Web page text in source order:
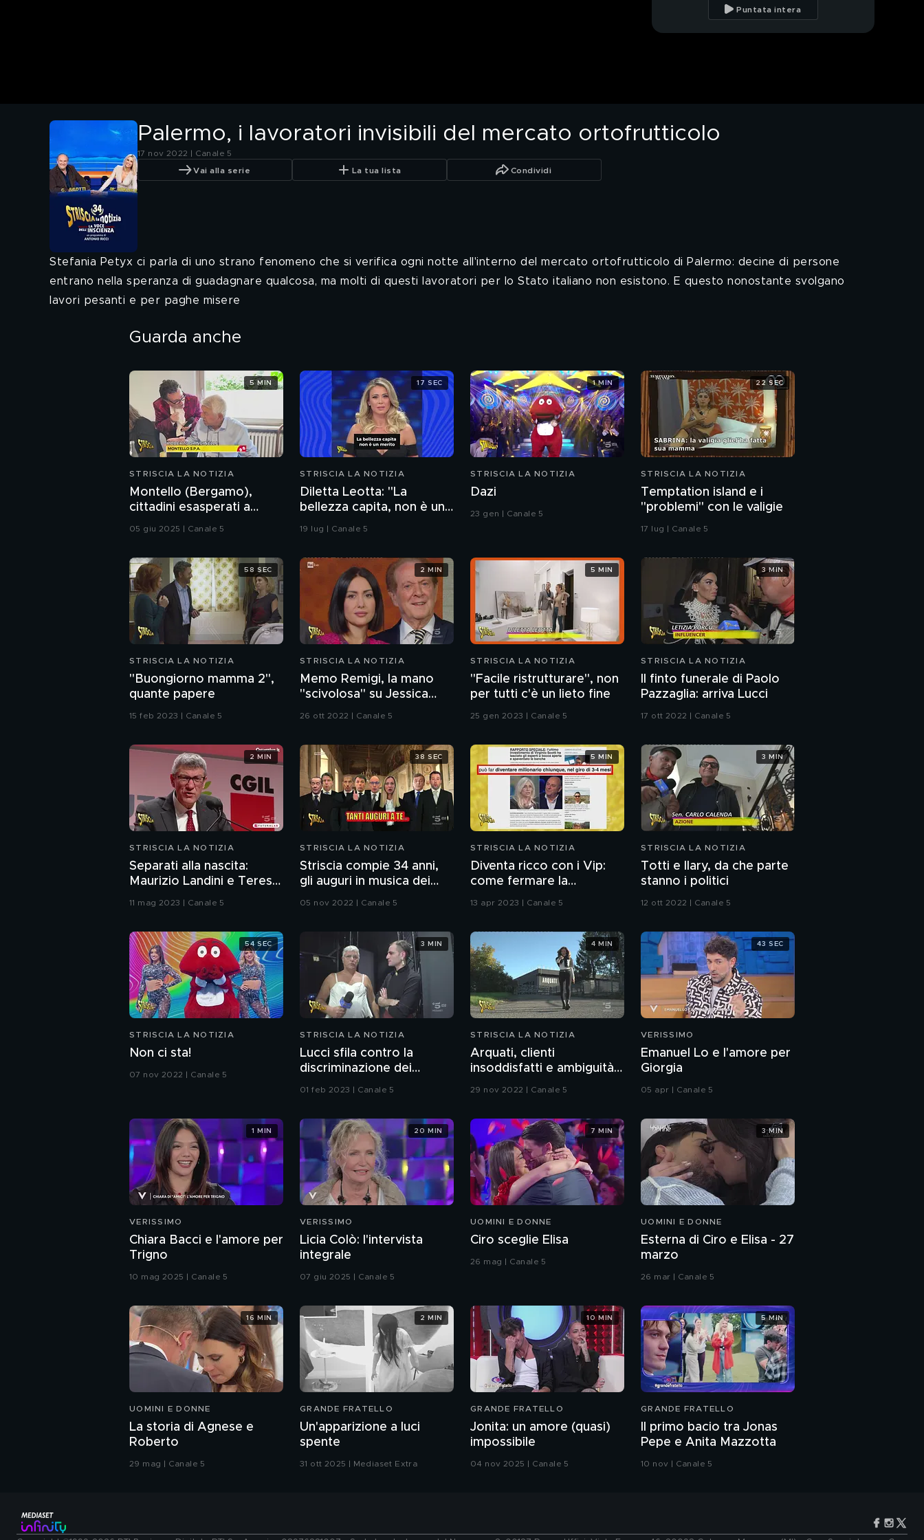
in Rai
ortofrutticolo
Cartelli e concorrenza
spietata
Porta a porta on the
road, Meloni al G20 e i
Puntata intera
Palermo, i lavoratori invisibili del mercato ortofrutticolo
17 nov 2022 | Canale 5
Vai alla serie La tua lista Condividi
Stefania Petyx ci parla di uno strano fenomeno che si verifica ogni notte all'interno del mercato ortofrutticolo di Palermo: decine di persone
entrano nella speranza di guadagnare qualcosa, ma molti di questi lavoratori per lo Stato italiano non esistono. E questo nonostante svolgano
lavori pesanti e per paghe misere
Guarda anche
STRISCIA LA NOTIZIA
Montello (Bergamo),
cittadini esasperati a
causa di odori
05 giu 2025 | Canale 5
5 MIN
STRISCIA LA NOTIZIA
Diletta Leotta: "La
bellezza capita, non è un
merito". Ecco la risposta
19 lug | Canale 5
17 SEC
STRISCIA LA NOTIZIA
Dazi
23 gen | Canale 5
1 MIN
STRISCIA LA NOTIZIA
Temptation island e i
"problemi" con le valigie
17 lug | Canale 5
22 SEC
STRISCIA LA NOTIZIA
"Buongiorno mamma 2",
quante papere
15 feb 2023 | Canale 5
58 SEC
STRISCIA LA NOTIZIA
Memo Remigi, la mano
"scivolosa" su Jessica
Morlacchi
26 ott 2022 | Canale 5
2 MIN
STRISCIA LA NOTIZIA
"Facile ristrutturare", non
per tutti c'è un lieto fine
25 gen 2023 | Canale 5
5 MIN
STRISCIA LA NOTIZIA
Il finto funerale di Paolo
Pazzaglia: arriva Lucci
17 ott 2022 | Canale 5
3 MIN
STRISCIA LA NOTIZIA
Separati alla nascita:
Maurizio Landini e Teresa
dei Legnanesi
11 mag 2023 | Canale 5
2 MIN
STRISCIA LA NOTIZIA
Striscia compie 34 anni,
gli auguri in musica dei
05 nov 2022 | Canale 5
38 SEC
STRISCIA LA NOTIZIA
Diventa ricco con i Vip:
come fermare la
pubblicità ingannevole
13 apr 2023 | Canale 5
5 MIN
STRISCIA LA NOTIZIA
Totti e Ilary, da che parte
stanno i politici
12 ott 2022 | Canale 5
3 MIN
STRISCIA LA NOTIZIA
Non ci sta!
07 nov 2022 | Canale 5
54 SEC
STRISCIA LA NOTIZIA
Lucci sfila contro la
discriminazione dei
capezzoli femminili
01 feb 2023 | Canale 5
3 MIN
STRISCIA LA NOTIZIA
Arquati, clienti
insoddisfatti e ambiguità
con le finanziarie
29 nov 2022 | Canale 5
4 MIN
VERISSIMO
Emanuel Lo e l'amore per
Giorgia
05 apr | Canale 5
43 SEC
VERISSIMO
Chiara Bacci e l'amore per
Trigno
10 mag 2025 | Canale 5
1 MIN
VERISSIMO
Licia Colò: l'intervista
integrale
07 giu 2025 | Canale 5
20 MIN
UOMINI E DONNE
Ciro sceglie Elisa
26 mag | Canale 5
7 MIN
UOMINI E DONNE
Esterna di Ciro e Elisa - 27
marzo
26 mar | Canale 5
3 MIN
UOMINI E DONNE
La storia di Agnese e
Roberto
29 mag | Canale 5
16 MIN
GRANDE FRATELLO
Un'apparizione a luci
spente
31 ott 2025 | Mediaset Extra
2 MIN
GRANDE FRATELLO
Jonita: un amore (quasi)
impossibile
04 nov 2025 | Canale 5
10 MIN
GRANDE FRATELLO
Il primo bacio tra Jonas
Pepe e Anita Mazzotta
10 nov | Canale 5
5 MIN